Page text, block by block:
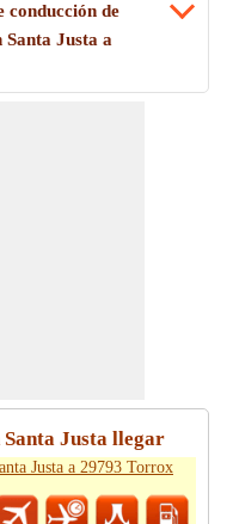
conducción de
Santa Justa a
Justa llegar
Justa a 29793 Torrox